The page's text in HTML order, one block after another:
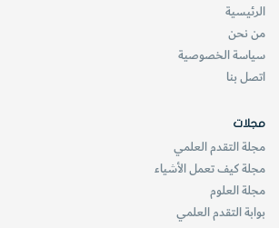
الرئيسية
من نحن
سياسة الخصوصية
اتصل بنا
مجلات
مجلة التقدم العلمي
مجلة كيف تعمل الأشياء
مجلة العلوم
بوابة التقدم العلمي